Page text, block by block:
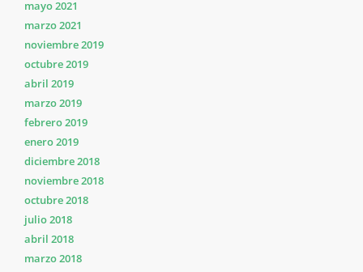
mayo 2021
marzo 2021
noviembre 2019
octubre 2019
abril 2019
marzo 2019
febrero 2019
enero 2019
diciembre 2018
noviembre 2018
octubre 2018
julio 2018
abril 2018
marzo 2018